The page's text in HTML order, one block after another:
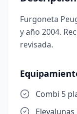
Furgoneta
y año 2004.
revisada.
Combi 5